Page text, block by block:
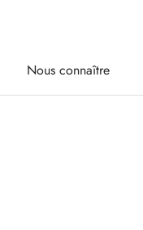
Nous connaître